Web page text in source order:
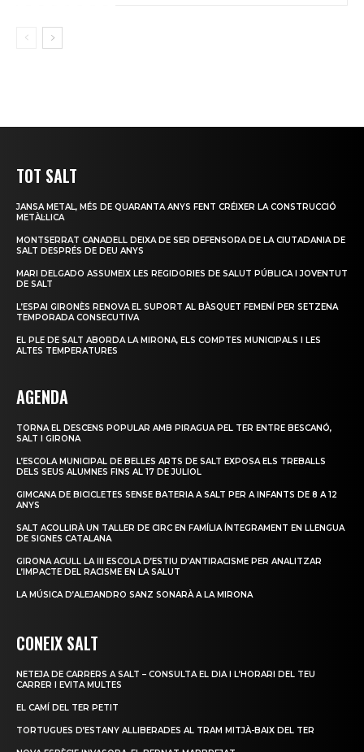
TOT SALT
JANSA METAL, MÉS DE QUARANTA ANYS FENT CRÉIXER LA CONSTRUCCIÓ
METÀL·LICA
MONTSERRAT CANADELL DEIXA DE SER DEFENSORA DE LA CIUTADANIA DE
SALT DESPRÉS DE DEU ANYS
MARI DELGADO ASSUMEIX LES REGIDORIES DE SALUT PÚBLICA I JOVENTUT
DE SALT
L’ESPAI GIRONÈS RENOVA EL SUPORT AL BÀSQUET FEMENÍ PER SETZENA
TEMPORADA CONSECUTIVA
EL PLE DE SALT ABORDA LA MIRONA, ELS COMPTES MUNICIPALS I LES
ALTES TEMPERATURES
AGENDA
TORNA EL DESCENS POPULAR AMB PIRAGUA PEL TER ENTRE BESCANÓ,
SALT I GIRONA
L’ESCOLA MUNICIPAL DE BELLES ARTS DE SALT EXPOSA ELS TREBALLS
DELS SEUS ALUMNES FINS AL 17 DE JULIOL
GIMCANA DE BICICLETES SENSE BATERIA A SALT PER A INFANTS DE 8 A 12
ANYS
SALT ACOLLIRÀ UN TALLER DE CIRC EN FAMÍLIA ÍNTEGRAMENT EN LLENGUA
DE SIGNES CATALANA
GIRONA ACULL LA III ESCOLA D’ESTIU D’ANTIRACISME PER ANALITZAR
L’IMPACTE DEL RACISME EN LA SALUT
LA MÚSICA D’ALEJANDRO SANZ SONARÀ A LA MIRONA
CONEIX SALT
NETEJA DE CARRERS A SALT – CONSULTA EL DIA I L’HORARI DEL TEU
CARRER I EVITA MULTES
EL CAMÍ DEL TER PETIT
TORTUGUES D’ESTANY ALLIBERADES AL TRAM MITJÀ-BAIX DEL TER